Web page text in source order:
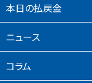
本⽇の払戻⾦
ニュース
コラム